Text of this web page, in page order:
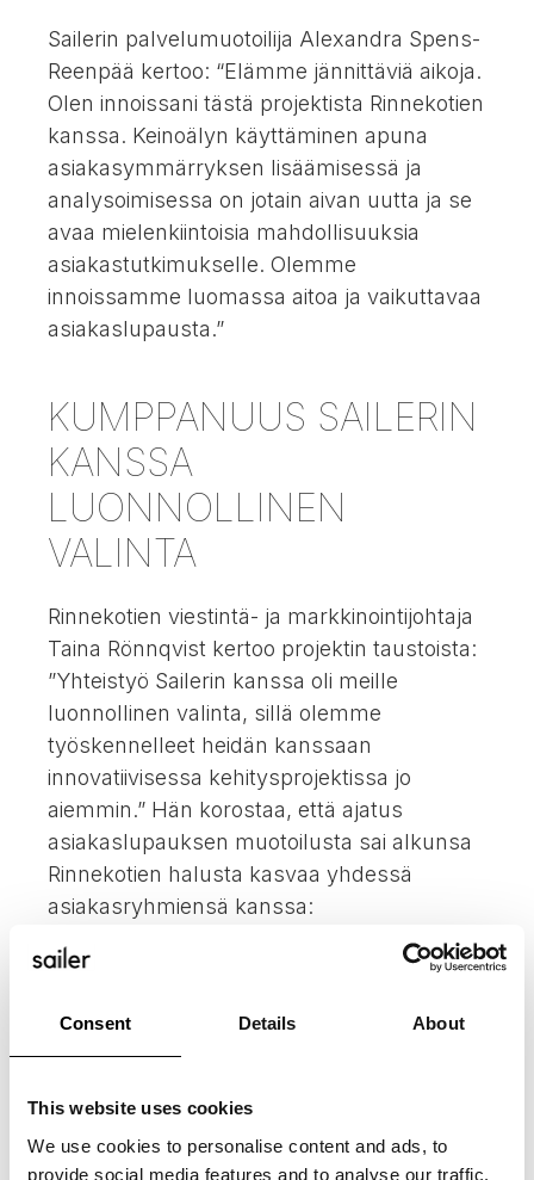
Consent Details About
This website uses cookies
We use cookies to personalise content and ads, to
provide social media features and to analyse our traffic.
Sailerin palvelumuotoilija Alexandra Spens-
Reenpää kertoo: “Elämme jännittäviä aikoja.
Olen innoissani tästä projektista Rinnekotien
kanssa. Keinoälyn käyttäminen apuna
asiakasymmärryksen lisäämisessä ja
analysoimisessa on jotain aivan uutta ja se
avaa mielenkiintoisia mahdollisuuksia
asiakastutkimukselle. Olemme
innoissamme luomassa aitoa ja vaikuttavaa
asiakaslupausta.”
KUMPPANUUS SAILERIN
KANSSA
LUONNOLLINEN
VALINTA
Rinnekotien viestintä- ja markkinointijohtaja
Taina Rönnqvist kertoo projektin taustoista:
”Yhteistyö Sailerin kanssa oli meille
luonnollinen valinta, sillä olemme
työskennelleet heidän kanssaan
innovatiivisessa kehitysprojektissa jo
aiemmin.” Hän korostaa, että ajatus
asiakaslupauksen muotoilusta sai alkunsa
Rinnekotien halusta kasvaa yhdessä
asiakasryhmiensä kanssa:
”Innostuksemme lähti siitä, että olimme jo
kehittäneet asiakaslupauksen yhdelle
kasvaessa ja uusien asiakasryhmien myötä
asiakaslupauksen kaikille.”